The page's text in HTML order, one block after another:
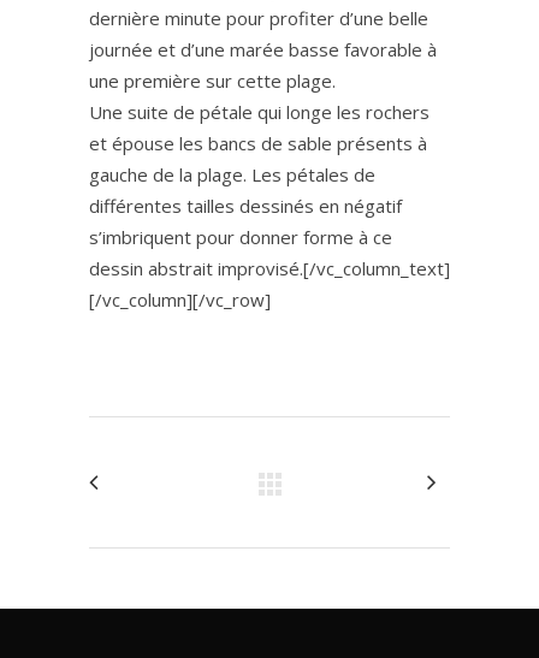
dernière minute pour profiter d’une belle
journée et d’une marée basse favorable à
une première sur cette plage.
Une suite de pétale qui longe les rochers
et épouse les bancs de sable présents à
gauche de la plage. Les pétales de
différentes tailles dessinés en négatif
s’imbriquent pour donner forme à ce
dessin abstrait improvisé.[/vc_column_text]
[/vc_column][/vc_row]